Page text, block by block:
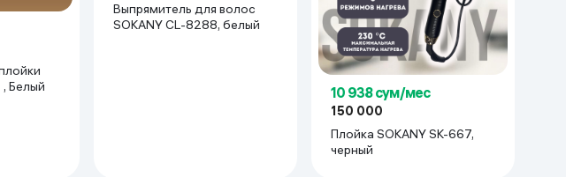
Белый
Выпрямитель для волос
SOKANY CL-8288, белый
10 938 сум/мес
150 000
Плойка SOKANY SK-667,
черный